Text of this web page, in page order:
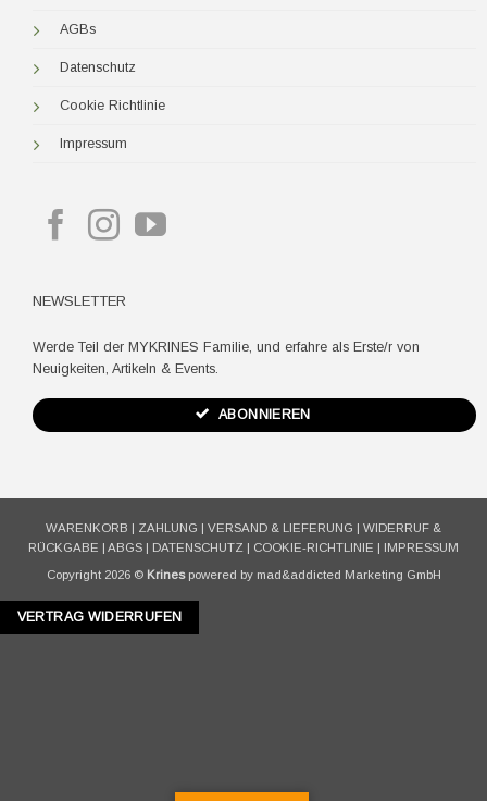
AGBs
Datenschutz
Cookie Richtlinie
Impressum
NEWSLETTER
Werde Teil der MYKRINES Familie, und erfahre als Erste/r von
Neuigkeiten, Artikeln & Events.
ABONNIEREN
WARENKORB | ZAHLUNG | VERSAND & LIEFERUNG | WIDERRUF &
RÜCKGABE | ABGS | DATENSCHUTZ | COOKIE-RICHTLINIE | IMPRESSUM
Copyright 2026 © Krinespowered by mad&addicted Marketing GmbH
VERTRAG WIDERRUFEN